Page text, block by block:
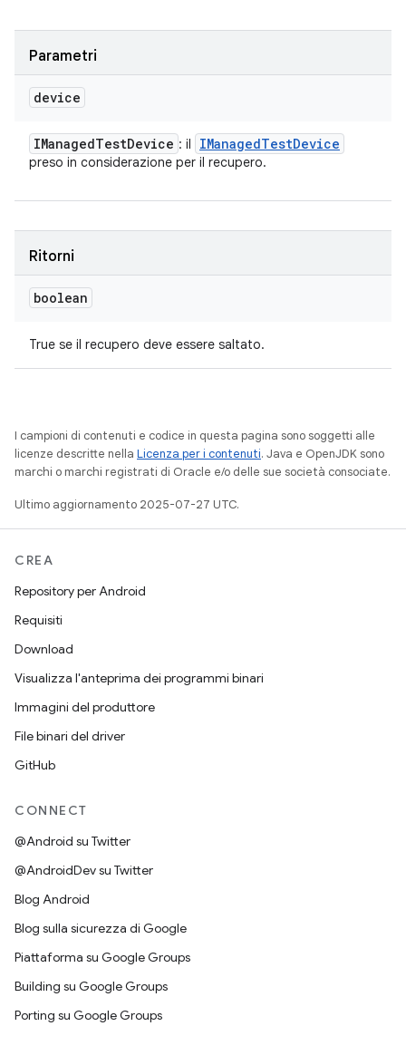
Parametri
device
IManagedTestDevice : il IManagedTestDevice
preso in considerazione per il recupero.
Ritorni
boolean
True se il recupero deve essere saltato.
I campioni di contenuti e codice in questa pagina sono soggetti alle
licenze descritte nella Licenza per i contenuti. Java e OpenJDK sono
marchi o marchi registrati di Oracle e/o delle sue società consociate.
Ultimo aggiornamento 2025-07-27 UTC.
CREA
Repository per Android
Requisiti
Download
Visualizza l'anteprima dei programmi binari
Immagini del produttore
File binari del driver
GitHub
CONNECT
@Android su Twitter
@AndroidDev su Twitter
Blog Android
Blog sulla sicurezza di Google
Piattaforma su Google Groups
Building su Google Groups
Porting su Google Groups